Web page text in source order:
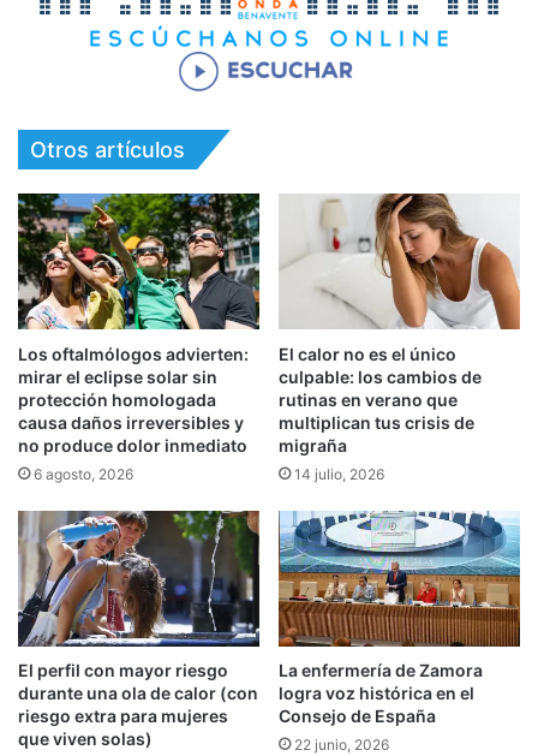
Otros artículos
Los oftalmólogos advierten:
mirar el eclipse solar sin
protección homologada
causa daños irreversibles y
no produce dolor inmediato
6 agosto, 2026
El calor no es el único
culpable: los cambios de
rutinas en verano que
multiplican tus crisis de
migraña
14 julio, 2026
El perfil con mayor riesgo
durante una ola de calor (con
riesgo extra para mujeres
que viven solas)
La enfermería de Zamora
logra voz histórica en el
Consejo de España
22 junio, 2026